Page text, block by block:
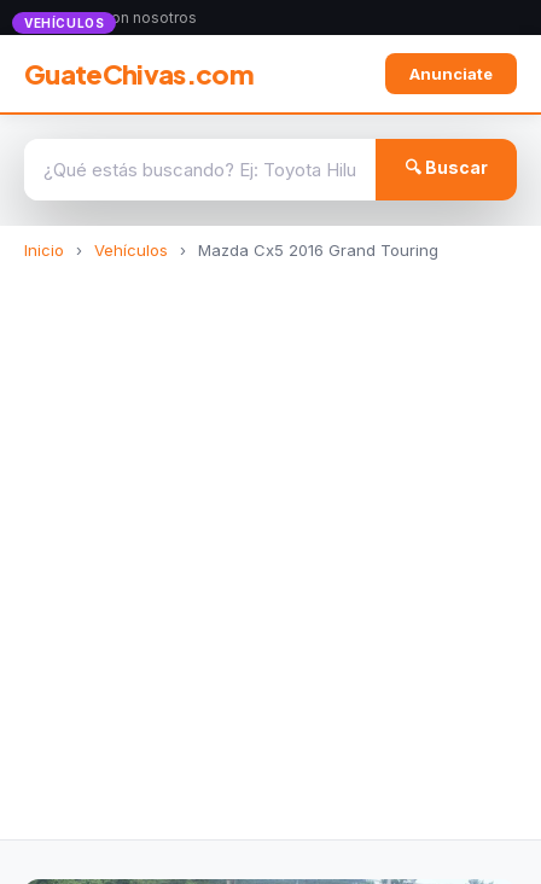
Anunciate con nosotros
GuateChivas.com Anunciate
🔍 Buscar
Inicio › Vehículos › Mazda Cx5 2016 Grand Touring
VEHÍCULOS